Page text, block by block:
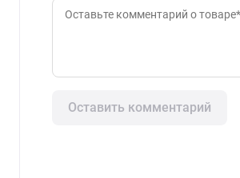
Оставить комментарий